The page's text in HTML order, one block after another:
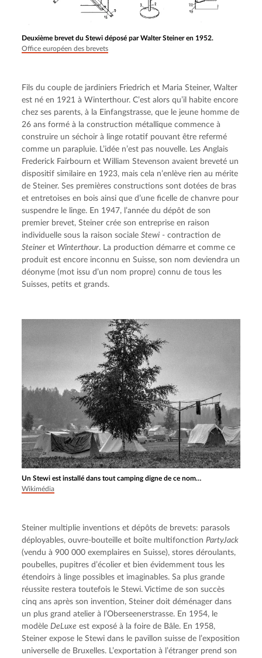
Deuxième brevet du Stewi déposé par Walter Steiner en 1952.
Office européen des brevets
Fils du couple de jardiniers Friedrich et Maria Steiner, Walter
est né en 1921 à Winterthour. C’est alors qu’il habite encore
chez ses parents, à la Einfangstrasse, que le jeune homme de
26 ans formé à la construction métallique commence à
construire un séchoir à linge rotatif pouvant être refermé
comme un parapluie. L’idée n’est pas nouvelle. Les Anglais
Frederick Fairbourn et William Stevenson avaient breveté un
dispositif similaire en 1923, mais cela n’enlève rien au mérite
de Steiner. Ses premières constructions sont dotées de bras
et entretoises en bois ainsi que d’une ficelle de chanvre pour
suspendre le linge. En 1947, l’année du dépôt de son
premier brevet, Steiner crée son entreprise en raison
individuelle sous la raison sociale Stewi
Steiner et Winterthour. La production démarre et comme ce
produit est encore inconnu en Suisse, son nom deviendra un
déonyme (mot issu d’un nom propre) connu de tous les
Suisses, petits et grands.
Un Stewi est installé dans tout camping digne de ce nom…
Wikimédia
Steiner multiplie inventions et dépôts de brevets: parasols
déployables, ouvre-bouteille et boîte multifonction PartyJack
(vendu à 900 000 exemplaires en Suisse), stores déroulants,
poubelles, pupitres d’écolier et bien évidemment tous les
étendoirs à linge possibles et imaginables. Sa plus grande
réussite restera toutefois le Stewi. Victime de son succès
cinq ans après son invention, Steiner doit déménager dans
un plus grand atelier à l’Oberseenerstrasse. En 1954, le
modèle DeLuxe est exposé à la foire de Bâle. En 1958,
Steiner expose le Stewi dans le pavillon suisse de l’exposition
universelle de Bruxelles. L’exportation à l’étranger prend son